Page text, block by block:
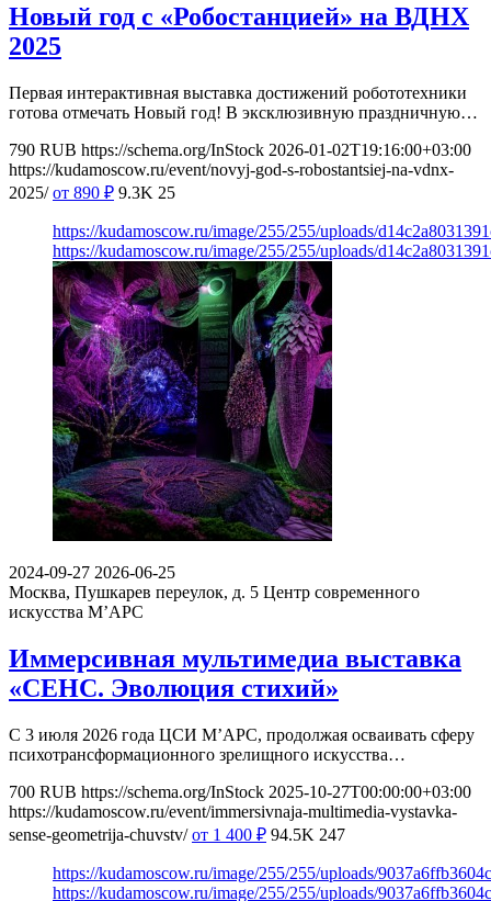
Новый год с «Робостанцией» на ВДНХ
2025
Первая интерактивная выставка достижений робототехники
готова отмечать Новый год! В эксклюзивную праздничную…
790 RUB https://schema.org/InStock 2026-01-02T19:16:00+03:00
https://kudamoscow.ru/event/novyj-god-s-robostantsiej-na-vdnx-
2025/ от 890 ₽ 9.3K 25
https://kudamoscow.ru/image/255/255/uploads/
https://kudamoscow.ru/image/255/255/uploads/
2024-09-27 2026-06-25
Москва, Пушкарев переулок, д. 5 Центр современного
искусства М’АРС
Иммерсивная мультимедиа выставка
«СЕНС. Эволюция стихий»
С 3 июля 2026 года ЦСИ М’АРС, продолжая осваивать сферу
психотрансформационного зрелищного искусства…
700 RUB https://schema.org/InStock 2025-10-27T00:00:00+03:00
https://kudamoscow.ru/event/immersivnaja-multimedia-vystavka-
sense-geometrija-chuvstv/ от 1 400 ₽ 94.5K 247
https://kudamoscow.ru/image/255/255/uploads/
https://kudamoscow.ru/image/255/255/uploads/